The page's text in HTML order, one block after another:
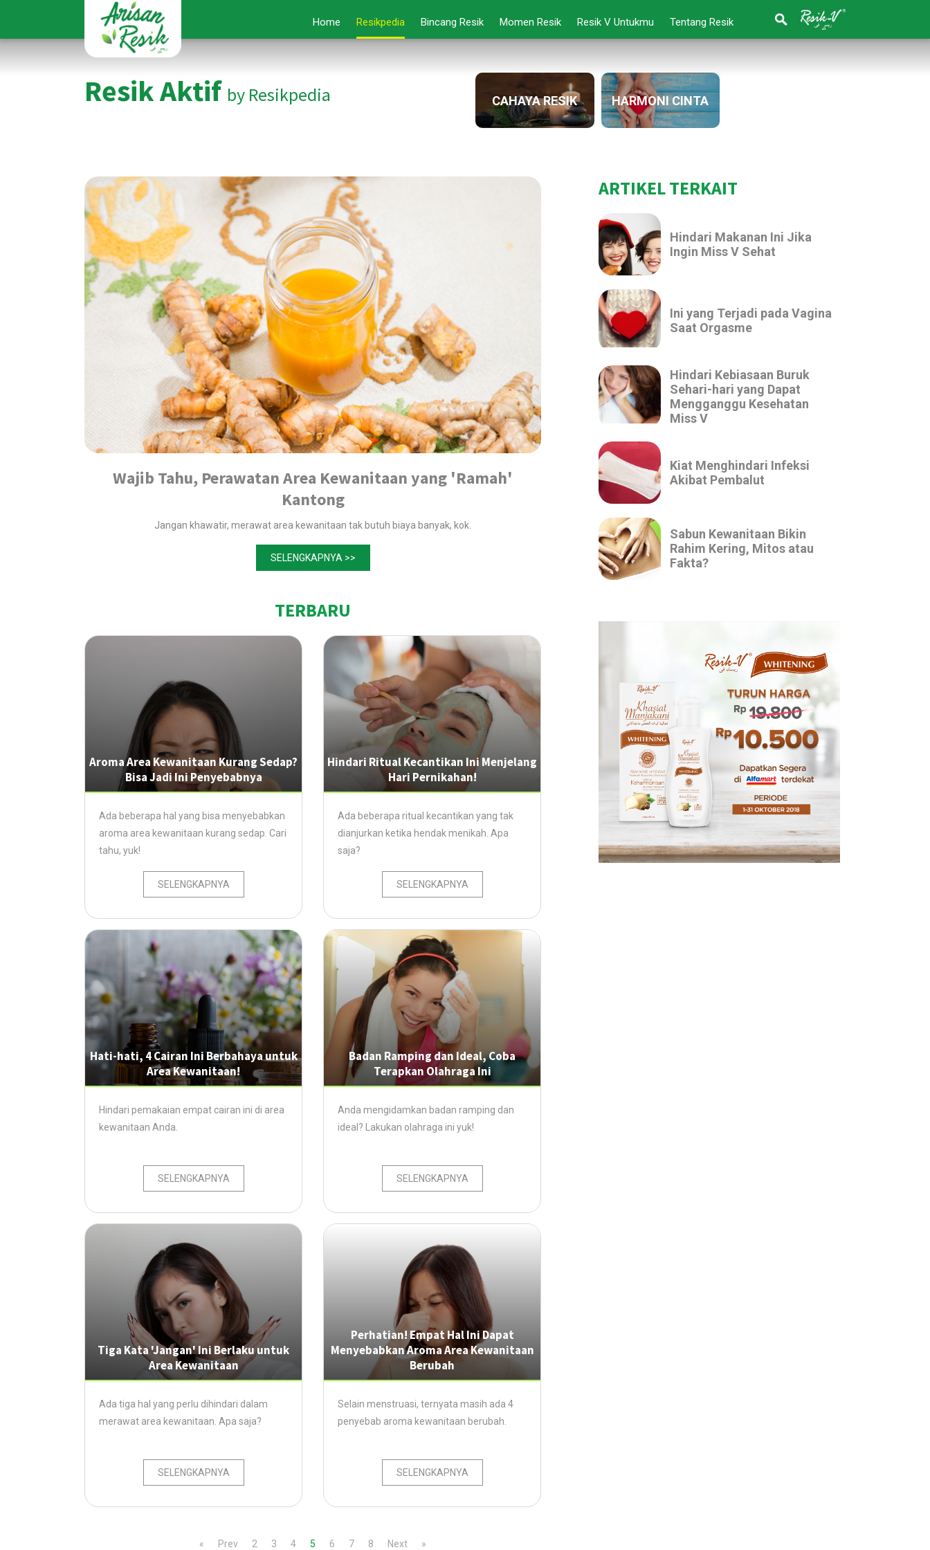
Home Resikpedia Bincang Resik Momen Resik Resik V Untukmu Tentang Resik
Resik Aktif by Resikpedia CAHAYA RESIK HARMONI CINTA
Wajib Tahu, Perawatan Area Kewanitaan yang 'Ramah'
Kantong
Jangan khawatir, merawat area kewanitaan tak butuh biaya banyak, kok.
SELENGKAPNYA >>
TERBARU
Aroma Area Kewanitaan Kurang Sedap?
Bisa Jadi Ini Penyebabnya
Ada beberapa hal yang bisa menyebabkan
aroma area kewanitaan kurang sedap. Cari
tahu, yuk!
SELENGKAPNYA
Hindari Ritual Kecantikan Ini Menjelang
Hari Pernikahan!
Ada beberapa ritual kecantikan yang tak
dianjurkan ketika hendak menikah. Apa
saja?
SELENGKAPNYA
Hati-hati, 4 Cairan Ini Berbahaya untuk
Area Kewanitaan!
Hindari pemakaian empat cairan ini di area
kewanitaan Anda.
SELENGKAPNYA
Badan Ramping dan Ideal, Coba
Terapkan Olahraga Ini
Anda mengidamkan badan ramping dan
ideal? Lakukan olahraga ini yuk!
SELENGKAPNYA
Tiga Kata 'Jangan' Ini Berlaku untuk
Area Kewanitaan
Ada tiga hal yang perlu dihindari dalam
merawat area kewanitaan. Apa saja?
SELENGKAPNYA
Perhatian! Empat Hal Ini Dapat
Menyebabkan Aroma Area Kewanitaan
Berubah
Selain menstruasi, ternyata masih ada 4
penyebab aroma kewanitaan berubah.
SELENGKAPNYA
« Prev 2 3 4 5 6 7 8 Next »
ARTIKEL TERKAIT
Hindari Makanan Ini Jika
Ingin Miss V Sehat
Ini yang Terjadi pada Vagina
Saat Orgasme
Hindari Kebiasaan Buruk
Sehari-hari yang Dapat
Mengganggu Kesehatan
Miss V
Kiat Menghindari Infeksi
Akibat Pembalut
Sabun Kewanitaan Bikin
Rahim Kering, Mitos atau
Fakta?